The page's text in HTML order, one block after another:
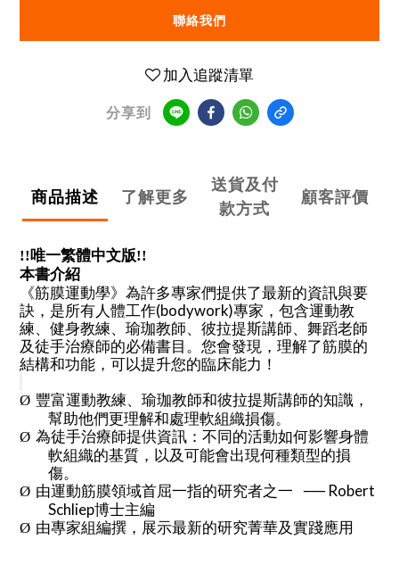
聯絡我們
加入追蹤清單
分享到
商品描述 了解更多
送貨及付
款方式
顧客評價
!!唯一繁體中文版!!
本書介紹
《筋膜運動學》為許多專家們提供了最新的資訊與要
訣，是所有人體工作(bodywork)專家，包含運動教
練、健身教練、瑜珈教師、彼拉提斯講師、舞蹈老師
及徒手治療師的必備書目。您會發現，理解了筋膜的
結構和功能，可以提升您的臨床能力！
Ø 豐富運動教練、瑜珈教師和彼拉提斯講師的知識，
幫助他們更理解和處理軟組織損傷。
Ø 為徒手治療師提供資訊：不同的活動如何影響身體
軟組織的基質，以及可能會出現何種類型的損
傷。
Ø 由運動筋膜領域首屈一指的研究者之一 ── Robert
Schliep博士主編
Ø 由專家組編撰，展示最新的研究菁華及實踐應用